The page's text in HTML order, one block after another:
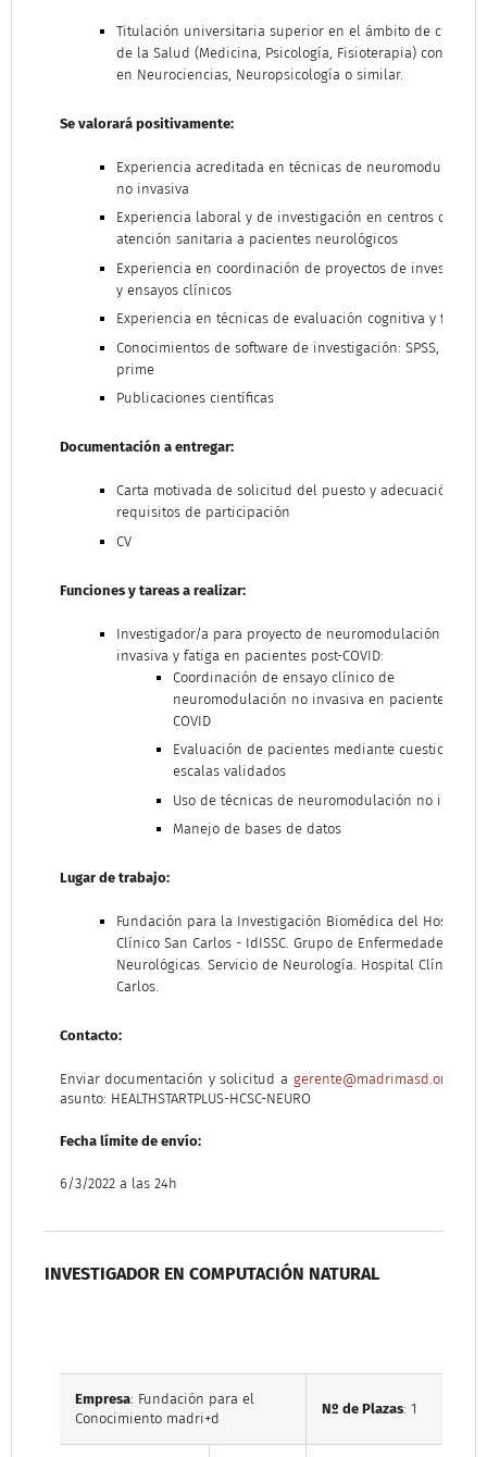
Titulación universitaria superior en el ámbito de ciencias
de la Salud (Medicina, Psicología, Fisioterapia) con
en Neurociencias, Neuropsicología o similar.
Se valorará positivamente:
Experiencia acreditada en técnicas de neuromodulación
no invasiva
Experiencia laboral y de investigación en centros con
atención sanitaria a pacientes neurológicos
Experiencia en coordinación de proyectos de
y ensayos clínicos
Experiencia en técnicas de evaluación cognitiva y fatiga
Conocimientos de software de investigación: SPSS, R, E-
prime
Publicaciones científicas
Documentación a entregar:
Carta motivada de solicitud del puesto y adecuación a
requisitos de participación
CV
Funciones y tareas a realizar:
Investigador/a para proyecto de neuromodulación no
invasiva y fatiga en pacientes post-COVID:
Coordinación de ensayo clínico de
neuromodulación no invasiva en pacientes post-
COVID
Evaluación de pacientes mediante cuestionarios
escalas validados
Uso de técnicas de neuromodulación no
Manejo de bases de datos
Lugar de trabajo:
Fundación para la Investigación Biomédica del Hospital
Clínico San Carlos - IdISSC. Grupo de Enfermedades
Neurológicas. Servicio de Neurología. Hospital Clínico
Carlos.
Contacto:
Enviar documentación y solicitud a gerente@madrimasd.org
asunto: HEALTHSTARTPLUS-HCSC-NEURO
Fecha límite de envío:
6/3/2022 a las 24h
INVESTIGADOR EN COMPUTACIÓN NATURAL
Empresa: Fundación para el
Conocimiento madri+d
Nº de Plazas: 1